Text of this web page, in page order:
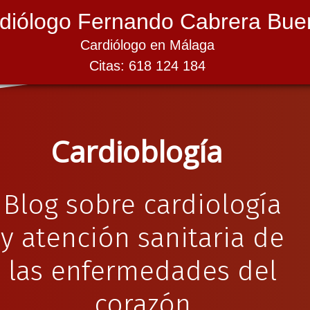
Fernando Cabrera
Cardiólogo en Málaga
Citas: 618 124 184
Cardioblogía
Blog sobre cardiología
y atención sanitaria de
las enfermedades del